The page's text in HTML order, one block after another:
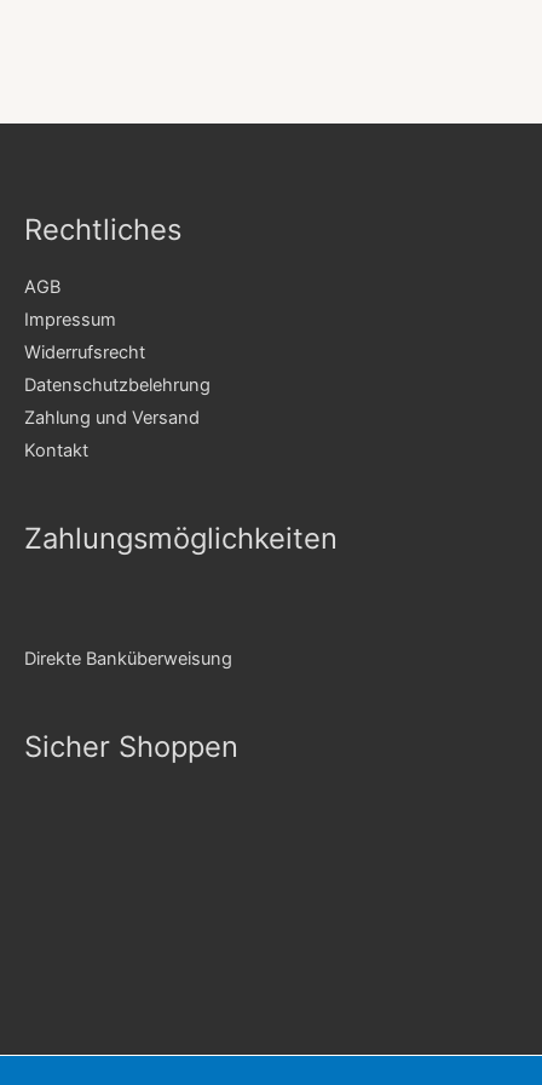
Rechtliches
AGB
Impressum
Widerrufsrecht
Datenschutzbelehrung
Zahlung und Versand
Kontakt
Zahlungsmöglichkeiten
Direkte Banküberweisung
Sicher Shoppen